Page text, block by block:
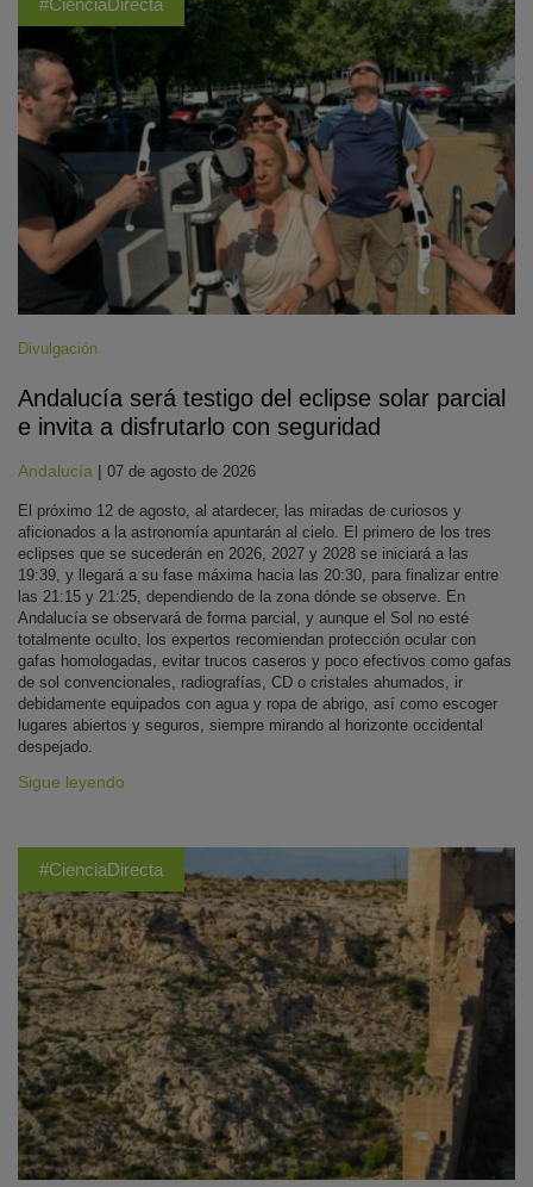
Divulgación
Andalucía será testigo del eclipse solar parcial
e invita a disfrutarlo con seguridad
Andalucía | 07 de agosto de 2026
El próximo 12 de agosto, al atardecer, las miradas de curiosos y
aficionados a la astronomía apuntarán al cielo. El primero de los tres
eclipses que se sucederán en 2026, 2027 y 2028 se iniciará a las
19:39, y llegará a su fase máxima hacia las 20:30, para finalizar entre
las 21:15 y 21:25, dependiendo de la zona dónde se observe. En
Andalucía se observará de forma parcial, y aunque el Sol no esté
totalmente oculto, los expertos recomiendan protección ocular con
gafas homologadas, evitar trucos caseros y poco efectivos como gafas
de sol convencionales, radiografías, CD o cristales ahumados, ir
debidamente equipados con agua y ropa de abrigo, así como escoger
lugares abiertos y seguros, siempre mirando al horizonte occidental
despejado.
Sigue leyendo
#CienciaDirecta